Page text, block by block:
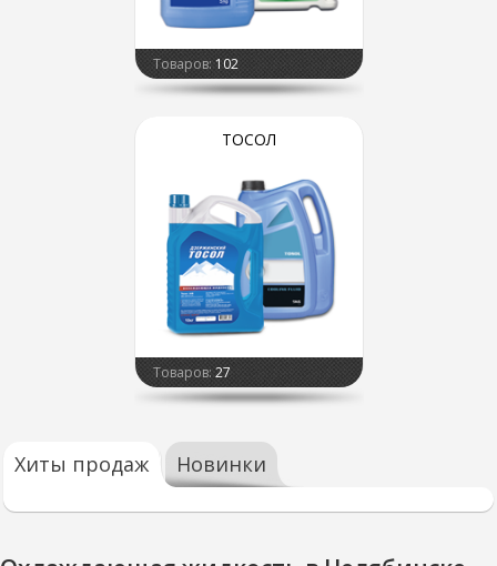
Товаров: 102
ТОСОЛ
Товаров: 27
Хиты продаж Новинки